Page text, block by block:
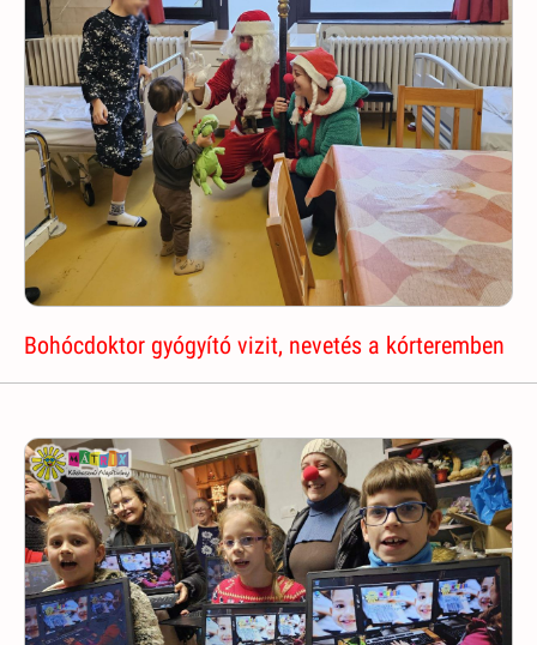
Bohócdoktor gyógyító vizit, nevetés a kórteremben